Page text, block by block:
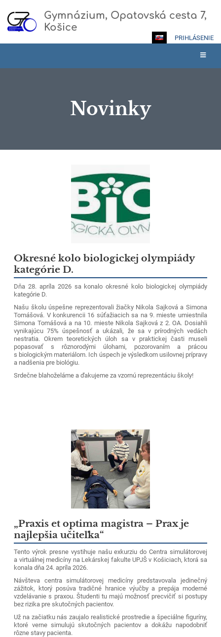
Gymnázium, Opatovská cesta 7,
Košice
PRIHLÁSENIE
Novinky
Okresné kolo biologickej olympiády
kategórie D.
Dňa 28. apríla 2026 sa konalo okresné kolo biologickej olympiády
kategórie D.
Našu školu úspešne reprezentovali žiačky Nikola Sajková a Simona
Tomášová. V konkurencii 16 súťažiacich sa na 9. mieste umiestnila
Simona Tomášová a na 10. mieste Nikola Sajková z 2. OA. Dosiahli
vynikajúcu 75% úspešnosť a ukázali, že sa v prírodných vedách
nestratia. Okrem teoretických úloh sa v praktickej časti museli
popasovať s rôznorodými úlohami, pozorovaním a prácou
s biologickým materiálom. Ich úspech je výsledkom usilovnej prípravy
a nadšenia pre biológiu.
Srdečne blahoželáme a ďakujeme za vzornú reprezentáciu školy!
„Praxis et optima magistra – Prax je
najlepšia učiteľka“
Tento výrok presne vystihuje našu exkurziu do Centra simulátorovej
a virtuálnej medicíny na Lekárskej fakulte UPJŠ v Košiciach, ktorá sa
konala dňa 24. apríla 2026.
Návšteva centra simulátorovej medicíny predstavovala jedinečný
zážitok, ktorý posúva tradičné hranice výučby a prepája moderné
vzdelávanie s praxou. Študenti tu majú možnosť precvičiť si postupy
bez rizika pre skutočných pacientov.
Už na začiatku nás zaujalo realistické prostredie a špeciálne figuríny,
ktoré verne simulujú skutočných pacientov a dokážu napodobniť
rôzne stavy pacienta.